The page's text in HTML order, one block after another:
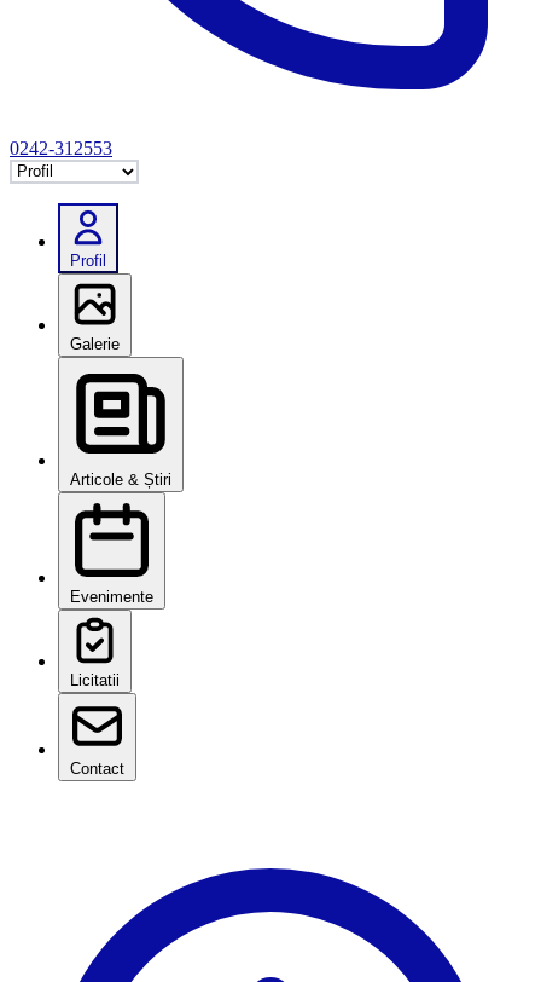
0242-312553
Selectează tab
Profil
Galerie
Articole & Știri
Evenimente
Licitatii
Contact